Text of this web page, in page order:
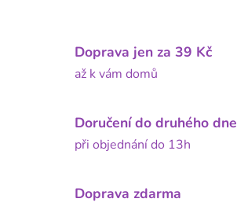
Doprava jen za 39 Kč
až k vám domů
Doručení do druhého dne
při objednání do 13h
Doprava zdarma